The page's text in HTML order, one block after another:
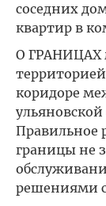
соседних
квартир в
О ГРАНИЦАХ
коридоре
Правильное
границы не
решениями